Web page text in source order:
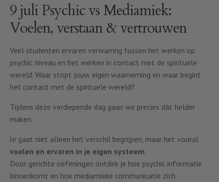
9 juli Psychic vs Mediamiek:
Voelen, verstaan & vertrouwen
Veel studenten ervaren verwarring tussen het werken op
psychic niveau en het werken in contact met de spirituele
wereld. Waar stopt jouw eigen waarneming en waar begint
het contact met de spirituele wereld?
Tijdens deze verdiepende dag gaan we precies dát helder
maken.
Je gaat niet alleen het verschil begrijpen, maar het vooral
voelen en ervaren in je eigen systeem.
Door gerichte oefeningen ontdek je hoe psychic informatie
binnenkomt en hoe mediamieke communicatie zich